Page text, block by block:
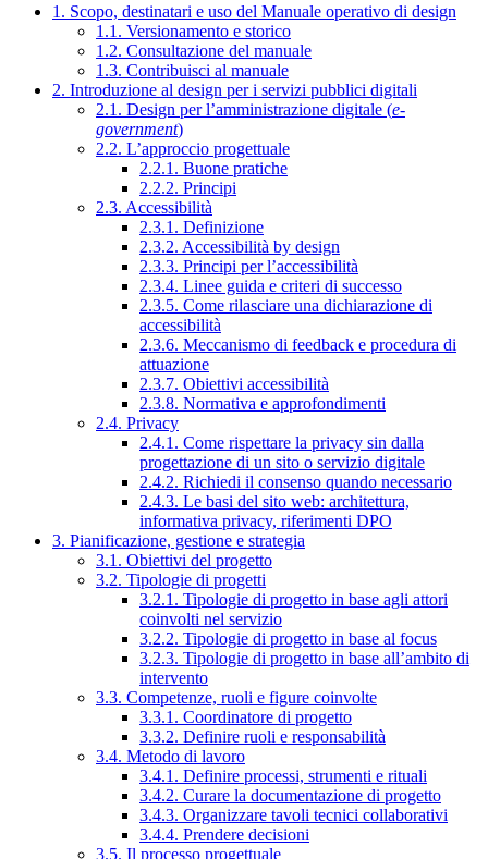
1. Scopo, destinatari e uso del Manuale operativo di design
1.1. Versionamento e storico
1.2. Consultazione del manuale
1.3. Contribuisci al manuale
2. Introduzione al design per i servizi pubblici digitali
2.1. Design per l’amministrazione digitale (e-
government)
2.2. L’approccio progettuale
2.2.1. Buone pratiche
2.2.2. Principi
2.3. Accessibilità
2.3.1. Definizione
2.3.2. Accessibilità by design
2.3.3. Principi per l’accessibilità
2.3.4. Linee guida e criteri di successo
2.3.5. Come rilasciare una dichiarazione di
accessibilità
2.3.6. Meccanismo di feedback e procedura di
attuazione
2.3.7. Obiettivi accessibilità
2.3.8. Normativa e approfondimenti
2.4. Privacy
2.4.1. Come rispettare la privacy sin dalla
progettazione di un sito o servizio digitale
2.4.2. Richiedi il consenso quando necessario
2.4.3. Le basi del sito web: architettura,
informativa privacy, riferimenti DPO
3. Pianificazione, gestione e strategia
3.1. Obiettivi del progetto
3.2. Tipologie di progetti
3.2.1. Tipologie di progetto in base agli attori
coinvolti nel servizio
3.2.2. Tipologie di progetto in base al focus
3.2.3. Tipologie di progetto in base all’ambito di
intervento
3.3. Competenze, ruoli e figure coinvolte
3.3.1. Coordinatore di progetto
3.3.2. Definire ruoli e responsabilità
3.4. Metodo di lavoro
3.4.1. Definire processi, strumenti e rituali
3.4.2. Curare la documentazione di progetto
3.4.3. Organizzare tavoli tecnici collaborativi
3.4.4. Prendere decisioni
3.5. Il processo progettuale